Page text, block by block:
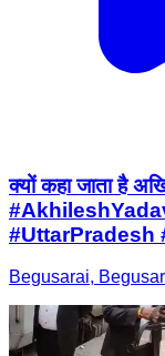
क्यों कहा जाता है
#UttarPradesh
Begusarai,